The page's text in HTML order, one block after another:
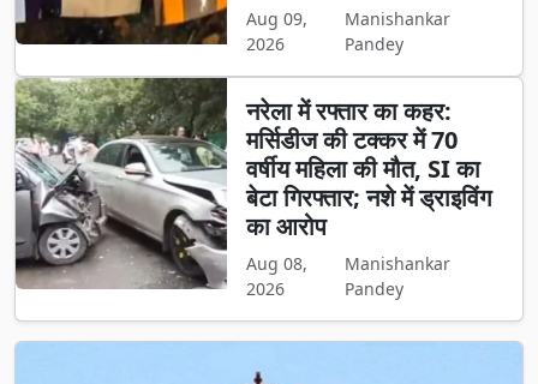
Aug 09,
2026
Manishankar
Pandey
नरेला में रफ्तार का कहर:
मर्सिडीज की टक्कर में 70
वर्षीय महिला की मौत, SI का
बेटा गिरफ्तार; नशे में ड्राइविंग
का आरोप
Aug 08,
2026
Manishankar
Pandey